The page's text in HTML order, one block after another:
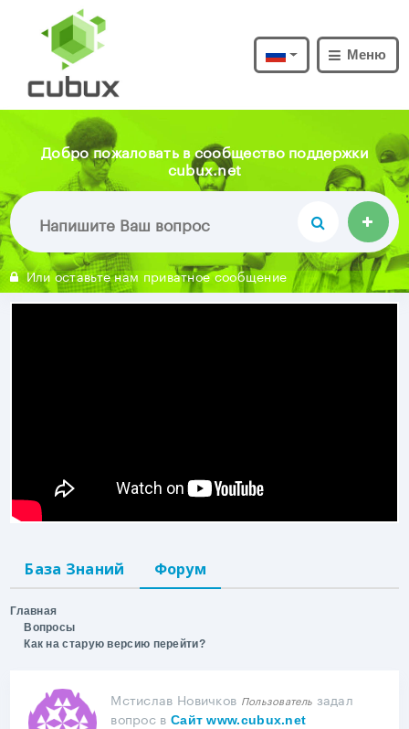
Меню
Добро пожаловать в сообщество поддержки
cubux.net
Или оставьте нам приватное сообщение
База Знаний Форум
Главная
Вопросы
Как на старую версию перейти?
Мстислав Новичков Пользователь задал
вопрос в Сайт www.cubux.net